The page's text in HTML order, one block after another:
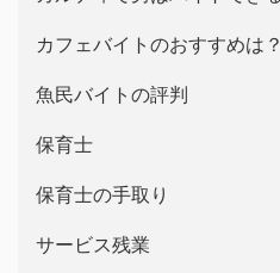
カフェバイトのおすすめは？
魚民バイトの評判
保育士
保育士の手取り
サービス残業